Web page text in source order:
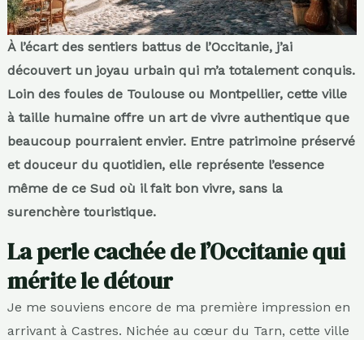
À l’écart des sentiers battus de l’Occitanie, j’ai
découvert un joyau urbain qui m’a totalement conquis.
Loin des foules de Toulouse ou Montpellier, cette ville
à taille humaine offre un art de vivre authentique que
beaucoup pourraient envier. Entre patrimoine préservé
et douceur du quotidien, elle représente l’essence
même de ce Sud où il fait bon vivre, sans la
surenchère touristique.
La perle cachée de l’Occitanie qui
mérite le détour
Je me souviens encore de ma première impression en
arrivant à Castres. Nichée au cœur du Tarn, cette ville